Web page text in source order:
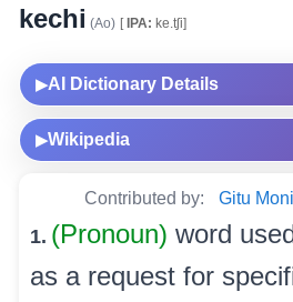
kechi (Ao) [IPA: ke.tʃi]
▶AI Dictionary Details
▶Wikipedia
Contributed by: Gitu
1. (Pronoun) word
as a request for